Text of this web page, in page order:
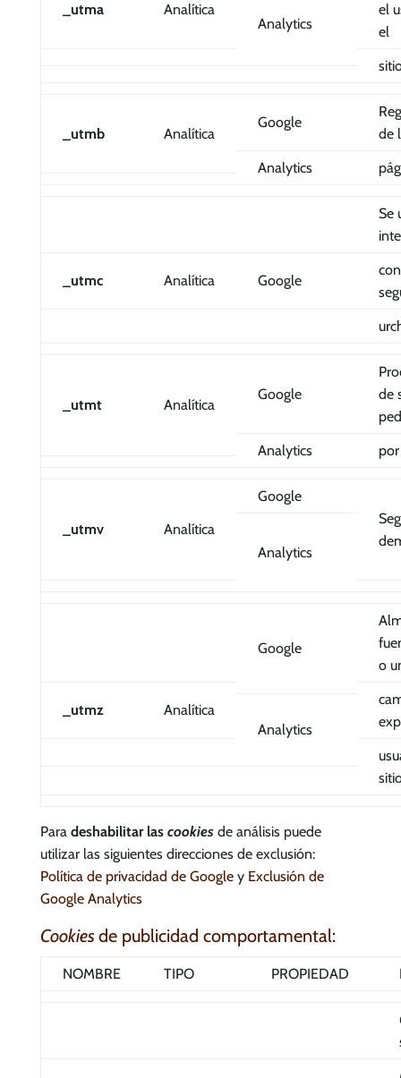
_utma Analítica
el
el
Analytics
_utmb Analítica
Google
de
Analytics
Se
_utmc Analítica Google
_utmt Analítica
Google
de
Analytics
_utmv Analítica
Google
Analytics
Google
o
_utmz Analítica
Analytics
Para deshabilitar las cookiesde análisis puede
utilizar las siguientes direcciones de exclusión:
Política de privacidad de Google y Exclusión de
Google Analytics
Cookiesde publicidad comportamental:
NOMBRE TIPO PROPIEDAD